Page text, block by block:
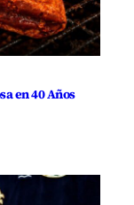
en 40 Años